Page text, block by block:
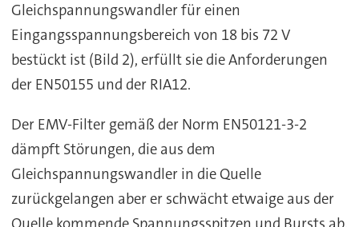
Gleichspannungswandler für einen
Eingangsspannungsbereich von 18 bis 72 V
bestückt ist (Bild 2), erfüllt sie die Anforderungen
der EN50155 und der RIA12.
Der EMV-Filter gemäß der Norm EN50121-3-2
dämpft Störungen, die aus dem
Gleichspannungswandler in die Quelle
zurückgelangen aber er schwächt etwaige aus der